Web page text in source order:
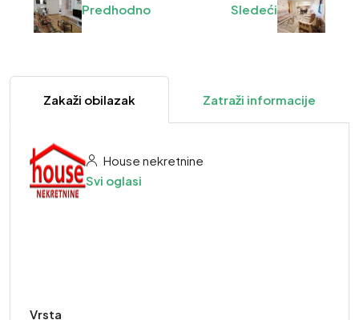
Predhodno Sledeći
Zakaži obilazak Zatraži informacije
House nekretnine
Svi oglasi
Vrsta